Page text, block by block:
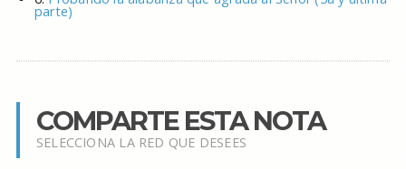
parte)
COMPARTE ESTA NOTA
SELECCIONA LA RED QUE DESEES